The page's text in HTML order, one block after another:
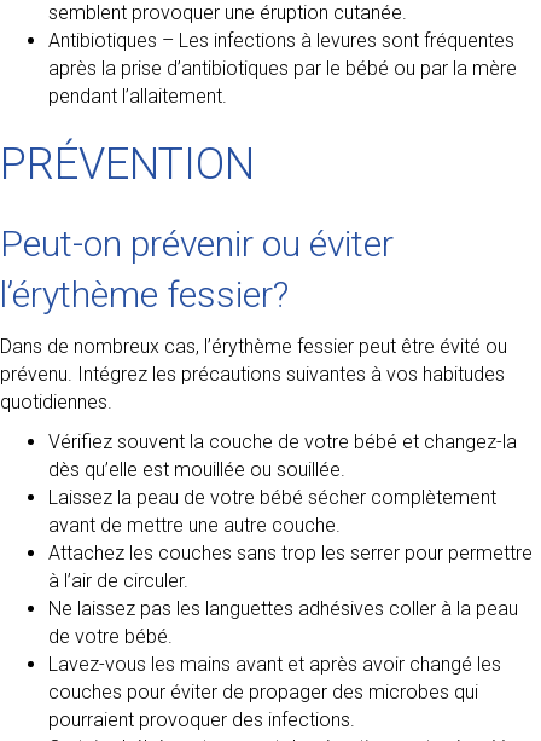
semblent provoquer une éruption cutanée.
Antibiotiques – Les infections à levures sont fréquentes
après la prise d’antibiotiques par le bébé ou par la mère
pendant l’allaitement.
PRÉVENTION
Peut-on prévenir ou éviter
l’érythème fessier?
Dans de nombreux cas, l’érythème fessier peut être évité ou
prévenu. Intégrez les précautions suivantes à vos habitudes
quotidiennes.
Vérifiez souvent la couche de votre bébé et changez-la
dès qu’elle est mouillée ou souillée.
Laissez la peau de votre bébé sécher complètement
avant de mettre une autre couche.
Attachez les couches sans trop les serrer pour permettre
à l’air de circuler.
Ne laissez pas les languettes adhésives coller à la peau
de votre bébé.
Lavez-vous les mains avant et après avoir changé les
couches pour éviter de propager des microbes qui
pourraient provoquer des infections.